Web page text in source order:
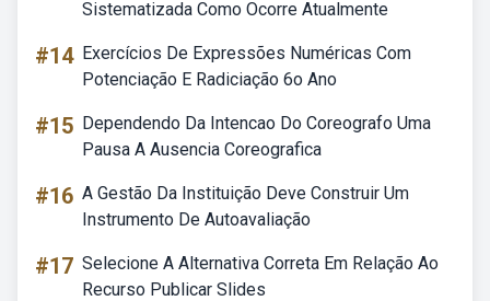
Sistematizada Como Ocorre Atualmente
#14 Exercícios De Expressões Numéricas Com
Potenciação E Radiciação 6o Ano
#15 Dependendo Da Intencao Do Coreografo Uma
Pausa A Ausencia Coreografica
#16 A Gestão Da Instituição Deve Construir Um
Instrumento De Autoavaliação
#17 Selecione A Alternativa Correta Em Relação Ao
Recurso Publicar Slides